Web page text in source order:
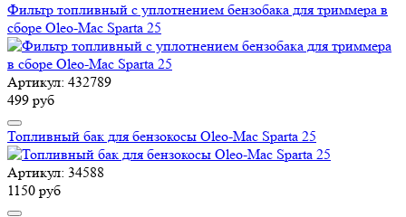
Фильтр топливный с уплотнением бензобака для триммера в
сборе Oleo-Mac Sparta 25
Артикул: 432789
499 руб
Топливный бак для бензокосы Oleo-Mac Sparta 25
Артикул: 34588
1150 руб